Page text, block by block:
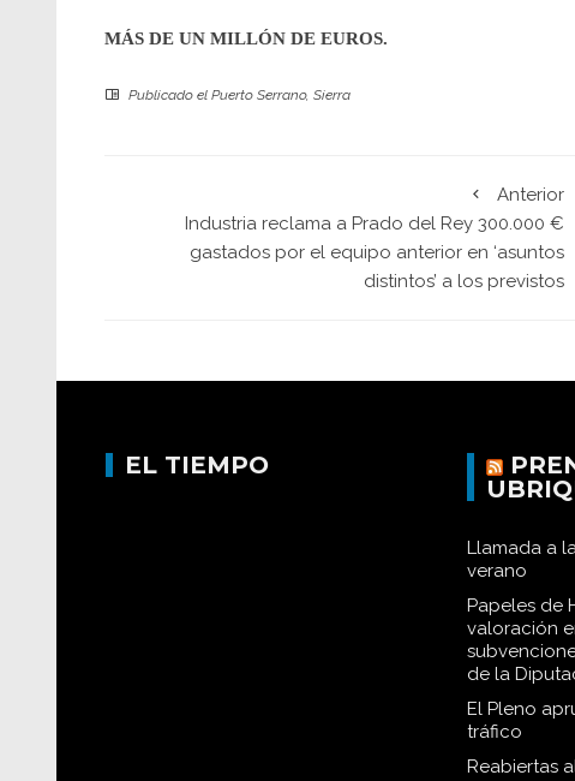
MÁS DE UN MILLÓN DE EUROS.
Publicado el Puerto Serrano, Sierra
Anterior
Industria reclama a Prado del Rey 300.000 €
gastados por el equipo anterior en ‘asuntos
distintos’ a los previstos
EL TIEMPO
Llamada a
verano
Papeles de
valoración
de la
El Pleno
tráfico
Reabiertas